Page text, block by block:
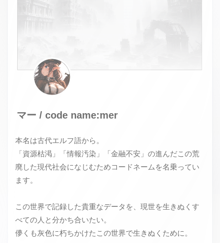
マー / code name:mer
本名は古代エルフ語から。
「資源枯渇」「情報汚染」「金融不安」の進んだこの荒
廃した現代社会になじむためコードネームを名乗ってい
ます。
この世界で記録した貴重なデータを、現世を生きぬくす
べての人と分かち合いたい。
儚くも灰色に朽ちかけたこの世界で生きぬくために。